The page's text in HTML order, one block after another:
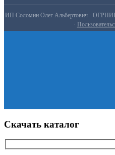
ИП Соломин Олег Альбертович ·
·
Скачать каталог